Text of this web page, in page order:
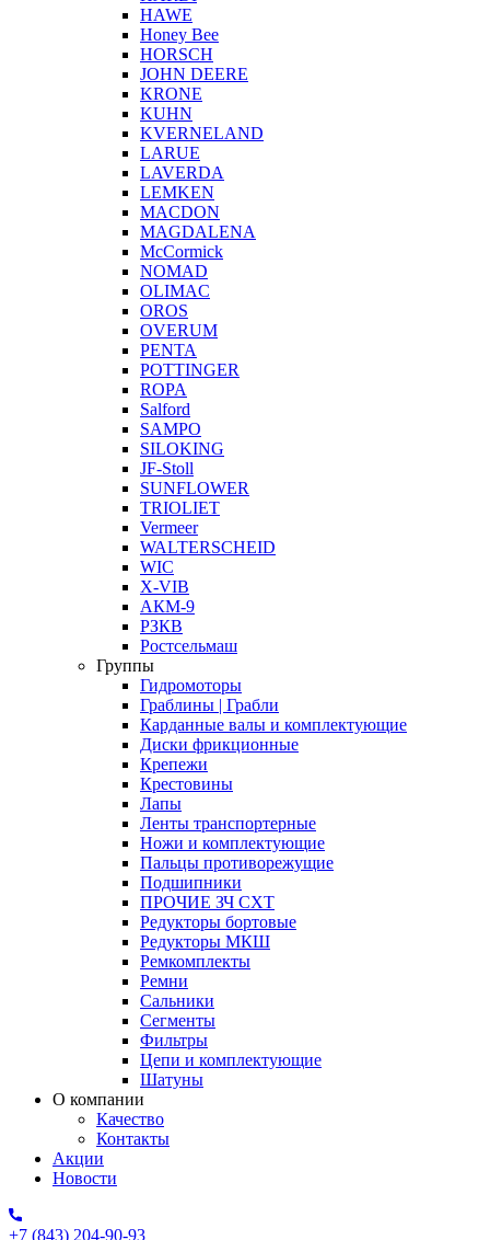
HAWE
Honey Bee
HORSCH
JOHN DEERE
KRONE
KUHN
KVERNELAND
LARUE
LAVERDA
LEMKEN
MACDON
MAGDALENA
McCormick
NOMAD
OLIMAC
OROS
OVERUM
PENTA
POTTINGER
ROPA
Salford
SAMPO
SILOKING
JF-Stoll
SUNFLOWER
TRIOLIET
Vermeer
WALTERSCHEID
WIC
X-VIB
АКМ-9
РЗКВ
Ростсельмаш
Группы
Гидромоторы
Граблины | Грабли
Карданные валы и комплектующие
Диски фрикционные
Крепежи
Крестовины
Лапы
Ленты транспортерные
Ножи и комплектующие
Пальцы противорежущие
Подшипники
ПРОЧИЕ ЗЧ СХТ
Редукторы бортовые
Редукторы МКШ
Ремкомплекты
Ремни
Сальники
Сегменты
Фильтры
Цепи и комплектующие
Шатуны
О компании
Качество
Контакты
Акции
Новости
+7 (843) 204-90-93